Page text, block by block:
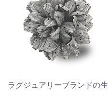
ラグジュアリーブランドの生